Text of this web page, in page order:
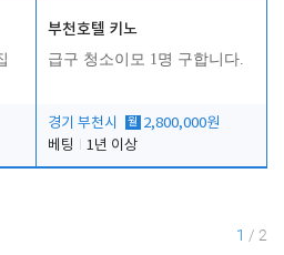
부천호텔 키노
급구 청소이모 1명 구합니다.
경기 부천시 월 2,800,000원
베팅
1년 이상
1 / 2